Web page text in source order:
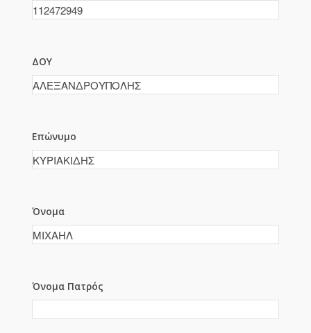
ΔΟΥ
Επώνυμο
Όνομα
Όνομα Πατρός